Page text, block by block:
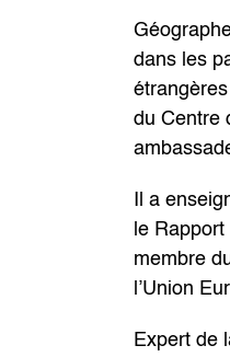
dans les
du Centre
Il a
le
membre
l’Union
Expert de